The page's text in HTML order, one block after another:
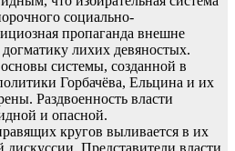
социально-
пропаганда внешне
лихих девяностых.
системы, созданной в
Горбачёва, Ельцина и их
Раздвоенность власти
и опасной.
кругов выливается в их